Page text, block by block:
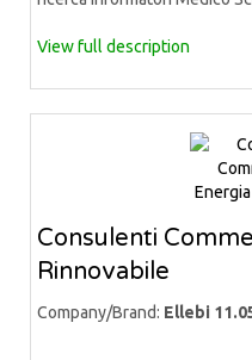
View full description
Consulenti
Rinnovabile
Company/Brand: Ellebi